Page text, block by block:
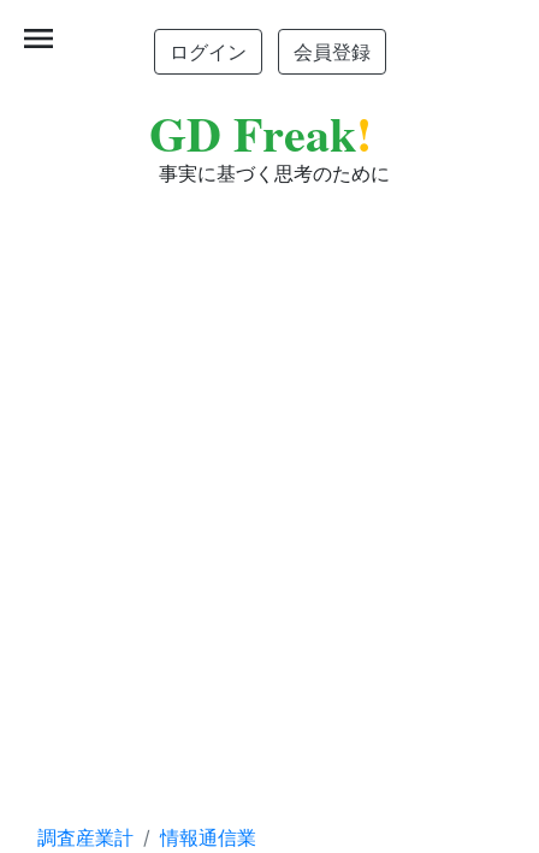
ログイン 会員登録
GD Freak!
事実に基づく思考のために
menu
調査産業計
情報通信業